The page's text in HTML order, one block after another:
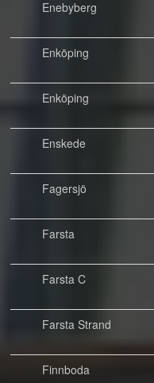
Enebyberg
Enköping
Enköping
Enskede
Fagersjö
Farsta
Farsta C
Farsta Strand
Finnboda